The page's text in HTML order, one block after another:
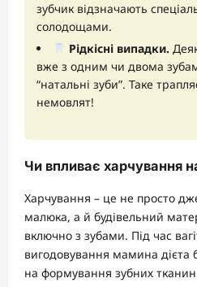
зубчик відзначають
солодощами.
Рідкісні випадки.
вже з одним чи двома
“натальні зуби”. Таке
немовлят!
Чи впливає харчування
Харчування – це не просто
малюка, а й будівельний
включно з зубами. Під час
вигодовування мамина дієта
на формування зубних